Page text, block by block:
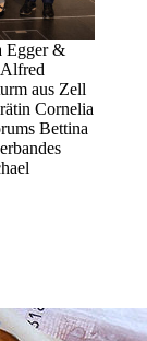
Egger &
aus Zell
Cornelia
Bettina